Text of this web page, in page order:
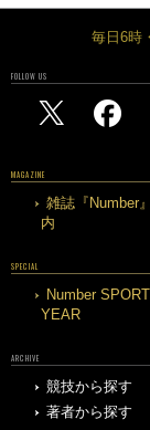
毎日6時
FOLLOW US
MAGAZINE
雑誌『Number
内
SPECIAL
Number
YEAR
ARCHIVE
競技から探す
著者から探す